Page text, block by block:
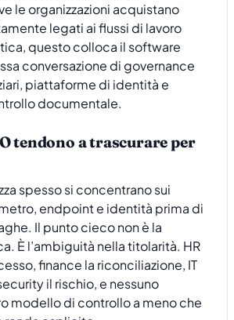
le organizzazioni acquistano
legati ai flussi di lavoro
questo colloca il software
conversazione di governance
piattaforme di identità e
documentale.
tendono a trascurare per
spesso si concentrano sui
endpoint e identità prima di
Il punto cieco non è la
È l’ambiguità nella titolarità. HR
finance la riconciliazione, IT
il rischio, e nessuno
modello di controllo a meno che